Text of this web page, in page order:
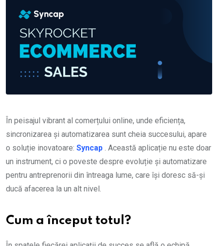
În peisajul vibrant al comerțului online, unde eficiența,
sincronizarea și automatizarea sunt cheia succesului, apare
o soluție inovatoare: Syncap . Această aplicație nu este doar
un instrument, ci o poveste despre evoluție și automatizare
pentru antreprenorii din întreaga lume, care își doresc să-și
ducă afacerea la un alt nivel.
Cum a început totul?